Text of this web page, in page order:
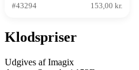
#43294 153,00 kr.
Klodspriser
Udgives af Imagix